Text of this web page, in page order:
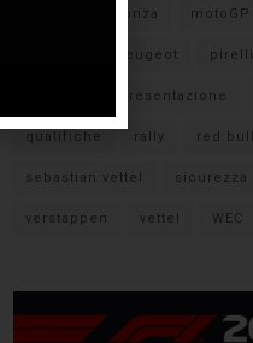
monza motoGP
peugeot pirelli
presentazione
qualifiche rally red bull
sebastian vettel sicurezza
verstappen vettel WEC